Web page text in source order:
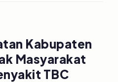
Kabupaten
Masyarakat
TBC